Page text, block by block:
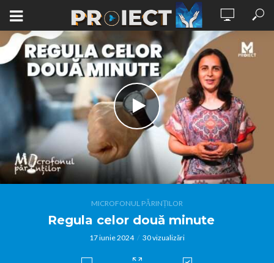
MICROFONUL PĂRINȚILOR
Regula celor două minute
17 iunie 2024 30 vizualizări